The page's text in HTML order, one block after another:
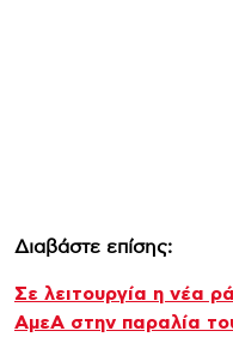
Διαβάστε επίσης:
Σε λειτουργία η νέα
ΑμεΑ στην παραλία